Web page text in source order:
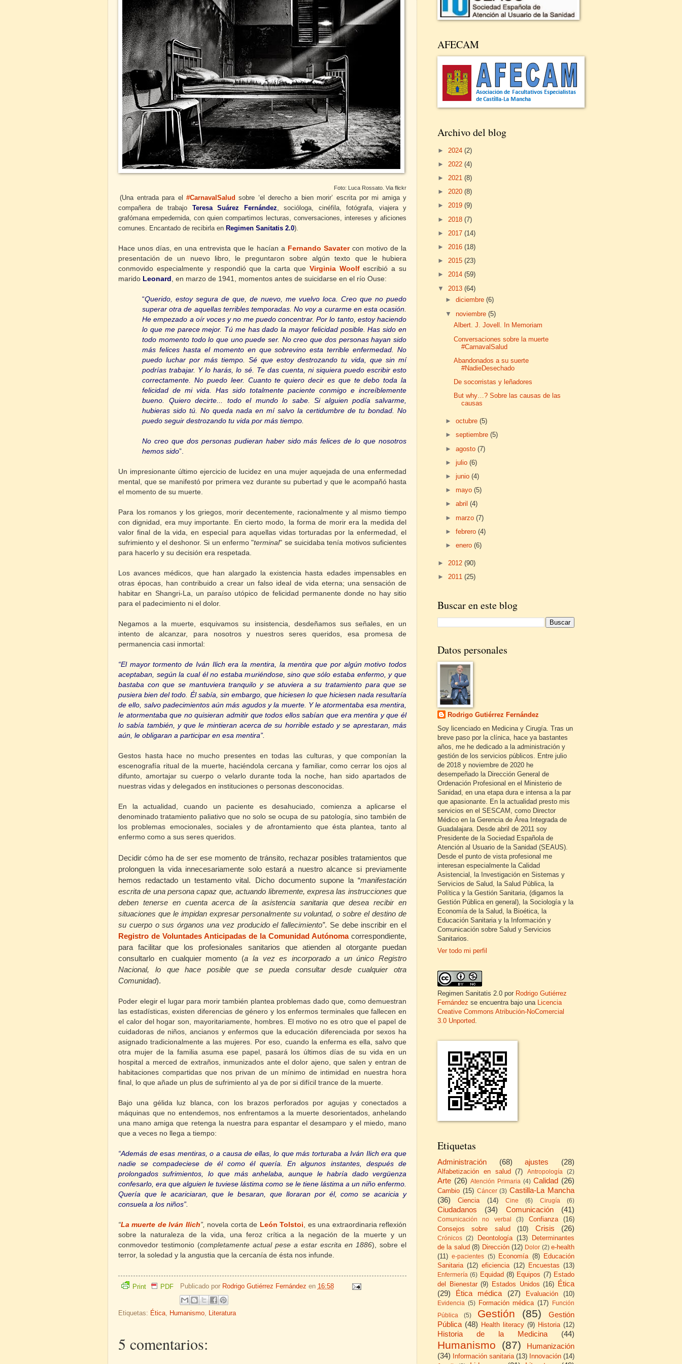
Foto: Luca Rossato. Via flickr
(Una entrada para el #CarnavalSalud sobre ‘el derecho a bien morir’ escrita por mi amiga y
compañera de trabajo Teresa Suárez Fernández, socióloga, cinéfila, fotógrafa, viajera y
grafómana empedernida, con quien compartimos lecturas, conversaciones, intereses y aficiones
comunes. Encantado de recibirla en Regimen Sanitatis 2.0).
Hace unos días, en una entrevista que le hacían a Fernando Savater con motivo de la
presentación de un nuevo libro, le preguntaron sobre algún texto que le hubiera
conmovido especialmente y respondió que la carta que Virginia Woolfescribió a su
marido Leonard , en marzo de 1941, momentos antes de suicidarse en el río Ouse:
“Querido, estoy segura de que, de nuevo, me vuelvo loca. Creo que no puedo
superar otra de aquellas terribles temporadas. No voy a curarme en esta ocasión.
He empezado a oír voces y no me puedo concentrar. Por lo tanto, estoy haciendo
lo que me parece mejor. Tú me has dado la mayor felicidad posible. Has sido en
todo momento todo lo que uno puede ser. No creo que dos personas hayan sido
más felices hasta el momento en que sobrevino esta terrible enfermedad. No
puedo luchar por más tiempo. Sé que estoy destrozando tu vida, que sin mí
podrías trabajar. Y lo harás, lo sé. Te das cuenta, ni siquiera puedo escribir esto
correctamente. No puedo leer. Cuanto te quiero decir es que te debo toda la
felicidad de mi vida. Has sido totalmente paciente conmigo e increíblemente
bueno. Quiero decirte... todo el mundo lo sabe. Si alguien podía salvarme,
hubieras sido tú. No queda nada en mí salvo la certidumbre de tu bondad. No
puedo seguir destrozando tu vida por más tiempo.
No creo que dos personas pudieran haber sido más felices de lo que nosotros
hemos sido”.
Un impresionante último ejercicio de lucidez en una mujer aquejada de una enfermedad
mental, que se manifestó por primera vez durante su pubertad y que le acompañó hasta
el momento de su muerte.
Para los romanos y los griegos, morir decentemente, racionalmente y al mismo tiempo
con dignidad, era muy importante. En cierto modo, la forma de morir era la medida del
valor final de la vida, en especial para aquellas vidas torturadas por la enfermedad, el
sufrimiento y el deshonor. Si un enfermo "terminal" se suicidaba tenía motivos suficientes
para hacerlo y su decisión era respetada.
Los avances médicos, que han alargado la existencia hasta edades impensables en
otras épocas, han contribuido a crear un falso ideal de vida eterna; una sensación de
habitar en Shangri-La, un paraíso utópico de felicidad permanente donde no hay sitio
para el padecimiento ni el dolor.
Negamos a la muerte, esquivamos su insistencia, desdeñamos sus señales, en un
intento de alcanzar, para nosotros y nuestros seres queridos, esa promesa de
permanencia casi inmortal:
“El mayor tormento de Iván Ilich era la mentira, la mentira que por algún motivo todos
aceptaban, según la cual él no estaba muriéndose, sino que sólo estaba enfermo, y que
bastaba con que se mantuviera tranquilo y se atuviera a su tratamiento para que se
pusiera bien del todo. Él sabía, sin embargo, que hiciesen lo que hiciesen nada resultaría
de ello, salvo padecimientos aún más agudos yla muerte. Yle atormentaba esa mentira,
le atormentaba que no quisieran admitir que todos ellos sabían que era mentira y que él
lo sabía también, y que le mintieran acerca de su horrible estado y se aprestaran, más
aún, le obligaran a participar en esa mentira”.
Gestos hasta hace no mucho presentes en todas las culturas, y que componían la
escenografía ritual de la muerte, haciéndola cercana y familiar, como cerrar los ojos al
difunto, amortajar su cuerpo o velarlo durante toda la noche, han sido apartados de
nuestras vidas y delegados en instituciones o personas desconocidas.
En la actualidad, cuando un paciente es desahuciado, comienza a aplicarse el
denominado tratamiento paliativo que no solo se ocupa de su patología, sino también de
los problemas emocionales, sociales y de afrontamiento que ésta plantea, tanto al
enfermo como a sus seres queridos.
Decidir cómo ha de ser ese momento de tránsito, rechazar posibles tratamientos que
prolonguen la vida innecesariamente solo estará a nuestro alcance si previamente
hemos redactado un testamento vital. Dicho documento supone la “manifestación
escrita de una persona capaz que, actuando libremente, expresa las instrucciones que
deben tenerse en cuenta acerca de la asistencia sanitaria que desea recibir en
situaciones que le impidan expresar personalmente su voluntad, o sobre el destino de
su cuerpo o sus órganos una vez producido el fallecimiento”. Se debe inscribir en el
Registro de Voluntades Anticipadas de la Comunidad Autónomacorrespondiente,
para facilitar que los profesionales sanitarios que atienden al otorgante puedan
consultarlo en cualquier momento (a la vez es incorporado a un único Registro
Nacional, lo que hace posible que se pueda consultar desde cualquier otra
Comunidad).
Poder elegir el lugar para morir también plantea problemas dado que, como demuestran
las estadísticas, existen diferencias de género y los enfermos terminales que fallecen en
el calor del hogar son, mayoritariamente, hombres. El motivo no es otro que el papel de
cuidadoras de niños, ancianos y enfermos que la educación diferenciada por sexos ha
asignado tradicionalmente a las mujeres. Por eso, cuando la enferma es ella, salvo que
otra mujer de la familia asuma ese papel, pasará los últimos días de su vida en un
hospital a merced de extraños, inmunizados ante el dolor ajeno, que salen y entran de
habitaciones compartidas que nos privan de un mínimo de intimidad en nuestra hora
final, lo que añade un plus de sufrimiento al ya de por si difícil trance de la muerte.
Bajo una gélida luz blanca, con los brazos perforados por agujas y conectados a
máquinas que no entendemos, nos enfrentamos a la muerte desorientados, anhelando
una mano amiga que retenga la nuestra para espantar el desamparo y el miedo, mano
que a veces no llega a tiempo:
“Además de esas mentiras, o a causa de ellas, lo que más torturaba a Iván Ilich era que
nadie se compadeciese de él como él quería. En algunos instantes, después de
prolongados sufrimientos, lo que más anhelaba, aunque le habría dado vergüenza
confesarlo, era que alguien le tuviese lástima como se le tiene lástima a un niño enfermo.
Quería que le acariciaran, que le besaran, que lloraran por él, como se acaricia y
consuela a los niños”.
“La muerte de Iván Ilich”, novela corta de León Tolstoi, es una extraordinaria reflexión
sobre la naturaleza de la vida, una feroz crítica a la negación de la muerte y un
conmovedor testimonio (completamente actual pese a estar escrita en 1886), sobre el
terror, la soledad y la angustia que la cercanía de ésta nos infunde.
Print PDF Publicado por Rodrigo Gutiérrez Fernández en 16:58
Etiquetas: Ética Humanismo Literatura
5 comentarios:
AFECAM
Archivo del blog
► 2024 (2)
► 2022 (4)
► 2021 (8)
► 2020 (8)
► 2019 (9)
► 2018 (7)
► 2017 (14)
► 2016 (18)
► 2015 (23)
► 2014 (59)
▼ 2013 (64)
►diciembre(6)
▼noviembre(5)
Albert. J. Jovell. In Memoriam
Conversaciones sobre la muerte
#CarnavalSalud
Abandonados a su suerte
#NadieDesechado
De socorristas y leñadores
But why…? Sobre las causas de las
causas
►octubre(5)
►septiembre(5)
►agosto(7)
►julio(6)
►junio(4)
►mayo(5)
►abril(4)
►marzo(7)
►febrero(4)
►enero(6)
► 2012 (90)
► 2011 (25)
Buscar en este blog
Datos personales
Rodrigo Gutiérrez Fernández
Soy licenciado en Medicina y Cirugía. Tras un
breve paso por la clínica, hace ya bastantes
años, me he dedicado a la administración y
gestión de los servicios públicos. Entre julio
de 2018 y noviembre de 2020 he
desempeñado la Dirección General de
Ordenación Profesional en el Ministerio de
Sanidad, en una etapa dura e intensa a la par
que apasionante. En la actualidad presto mis
servicios en el SESCAM, como Director
Médico en la Gerencia de Área Integrada de
Guadalajara. Desde abril de 2011 soy
Presidente de la Sociedad Española de
Atención al Usuario de la Sanidad (SEAUS).
Desde el punto de vista profesional me
interesan especialmente la Calidad
Asistencial, la Investigación en Sistemas y
Servicios de Salud, la Salud Pública, la
Política y la Gestión Sanitaria, (digamos la
Gestión Pública en general), la Sociología y la
Economía de la Salud, la Bioética, la
Educación Sanitaria y la Información y
Comunicación sobre Salud y Servicios
Sanitarios.
Ver todo mi perfil
Regimen Sanitatis 2.0 por Rodrigo Gutiérrez
Fernández se encuentra bajo una Licencia
Creative Commons Atribución-NoComercial
3.0 Unported.
Etiquetas
Administración (68) ajustes (28)
Alfabetización en salud (7) Antropología (2)
Arte (26) Atención Primaria (4) Calidad (26)
Cambio (15) Cáncer (3) Castilla-La Mancha
(36)
Ciencia (14) Cine (6) Cirugía (6)
Ciudadanos (34) Comunicación (41)
Comunicación no verbal (3) Confianza
(16)
Consejos sobre salud
(10) Crisis (26)
Crónicos (2) Deontología (13)
Determinantes
de la salud (8) Dirección (12) Dolor (2) e-health
(11)
e-pacientes (5) Economía (8)
Educación
Sanitaria (12) eficiencia (12) Encuestas (13)
Enfermería (6) Equidad (8) Equipos (7) Estado
del Bienestar (9) Estados Unidos (16) Ética
(29)
Ética médica (27) Evaluación (10)
Evidencia (5) Formación médica (17)
Función
Pública
(5) Gestión (85)
Gestión
Pública (48) Health literacy (9) Historia (12)
Historia de la Medicina (44)
Humanismo (87)
Humanización
(34) Información sanitaria (13) Innovación (14)